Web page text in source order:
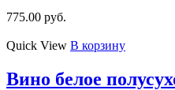
775.00 руб.
Quick View В корзину
Вино белое